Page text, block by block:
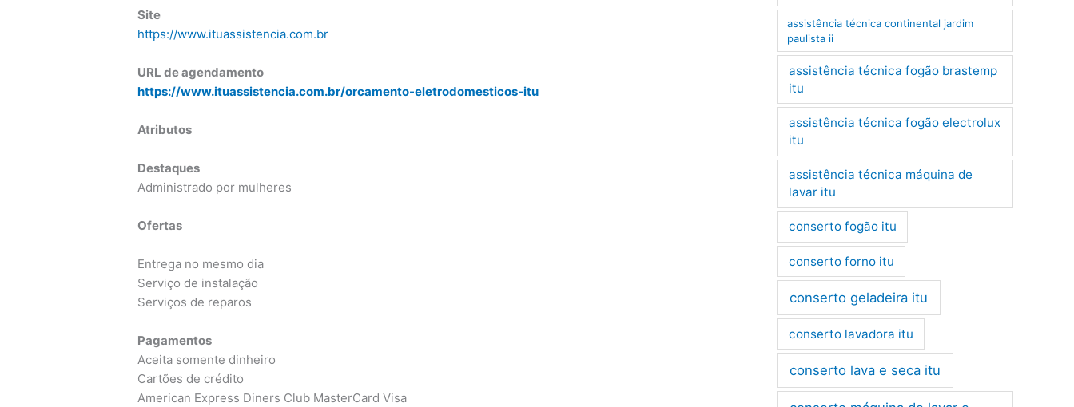
Site
https://www.ituassistencia.com.br
URL de agendamento
https://www.ituassistencia.com.br/orcamento-eletrodomesticos-itu
Atributos
Destaques
Administrado por mulheres
Ofertas
Entrega no mesmo dia
Serviço de instalação
Serviços de reparos
Pagamentos
Aceita somente dinheiro
Cartões de crédito
American Express Diners Club MasterCard Visa
assistência técnica continental jardim
paulista ii
assistência técnica fogão brastemp
itu
assistência técnica fogão electrolux
itu
assistência técnica máquina de
lavar itu
conserto fogão itu
conserto forno itu
conserto geladeira itu
conserto lavadora itu
conserto lava e seca itu